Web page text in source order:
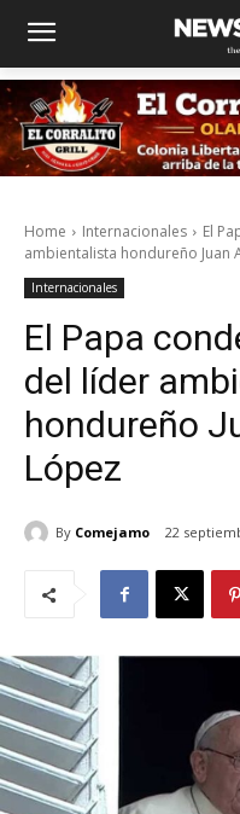
Home Internacionales
El
ambientalista hondureño Juan
Internacionales
El Papa
del líder
hondureño
López
By Comejamo 22